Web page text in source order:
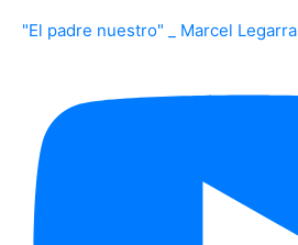
"El padre nuestro" _ Marcel Legarra